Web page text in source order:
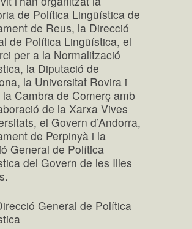
de Política Lingüística de
de Reus, la Direcció
de Política Lingüística, el
per a la Normalització
la Diputació de
la Universitat Rovira i
Cambra de Comerç amb
de la Xarxa Vives
el Govern d’Andorra,
de Perpinyà i la
General de Política
del Govern de les Illes
General de Política